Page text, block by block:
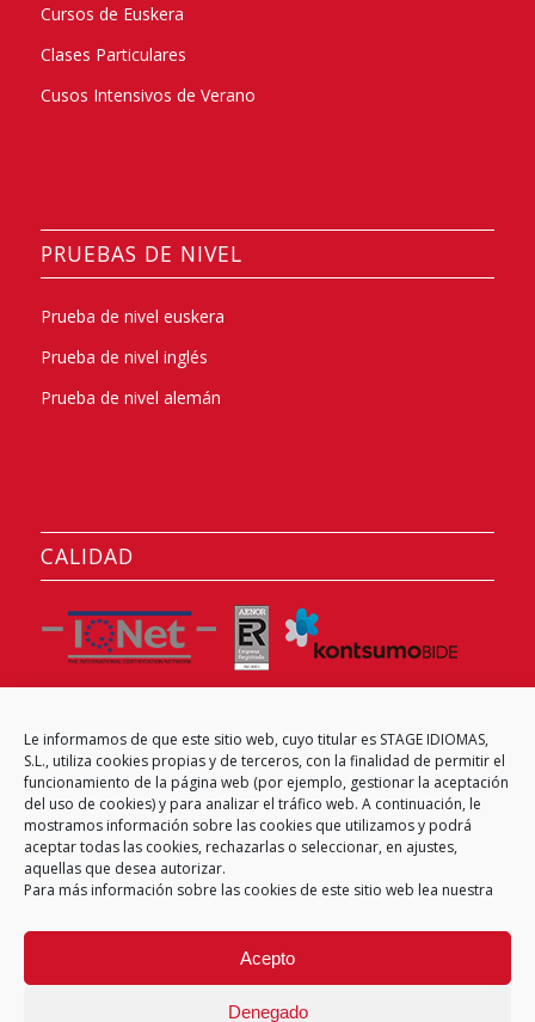
Le informamos de que este sitio web, cuyo titular es STAGE IDIOMAS,
S.L., utiliza cookies propias y de terceros, con la finalidad de permitir el
funcionamiento de la página web (por ejemplo, gestionar la aceptación
del uso de cookies) y para analizar el tráfico web. A continuación, le
mostramos información sobre las cookies que utilizamos y podrá
aceptar todas las cookies, rechazarlas o seleccionar, en ajustes,
aquellas que desea autorizar.
Para más información sobre las cookies de este sitio web lea nuestra
Acepto
Denegado
Cursos de Euskera
Clases Particulares
Cusos Intensivos de Verano
PRUEBAS DE NIVEL
Prueba de nivel euskera
Prueba de nivel inglés
Prueba de nivel alemán
CALIDAD
CENTRO EXAMINADOR